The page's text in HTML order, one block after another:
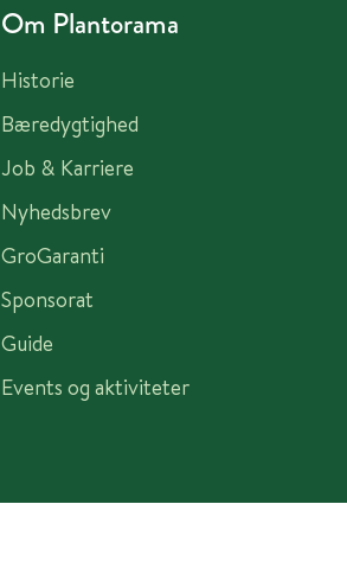
Om Plantorama
Historie
Bæredygtighed
Job & Karriere
Nyhedsbrev
GroGaranti
Sponsorat
Guide
Events og aktiviteter